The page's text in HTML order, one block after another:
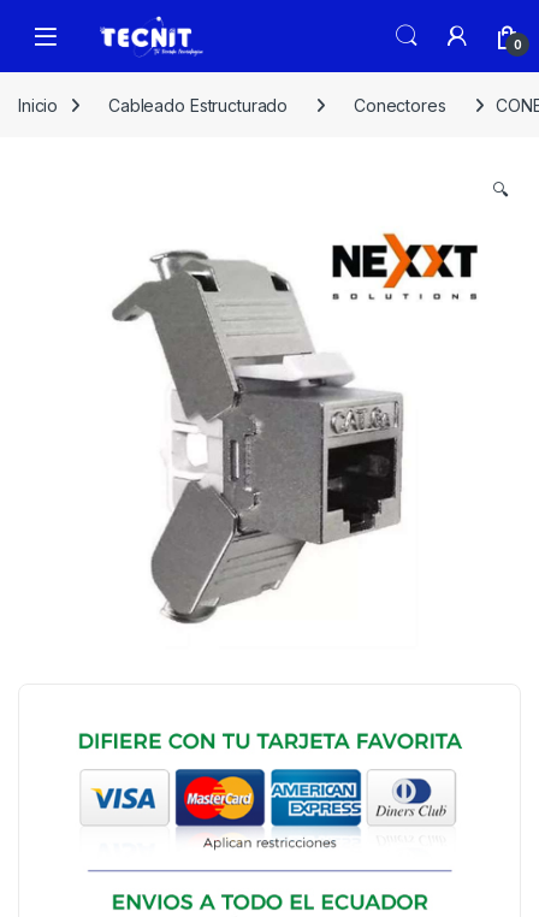
0
Inicio Cableado Estructurado Conectores
🔍